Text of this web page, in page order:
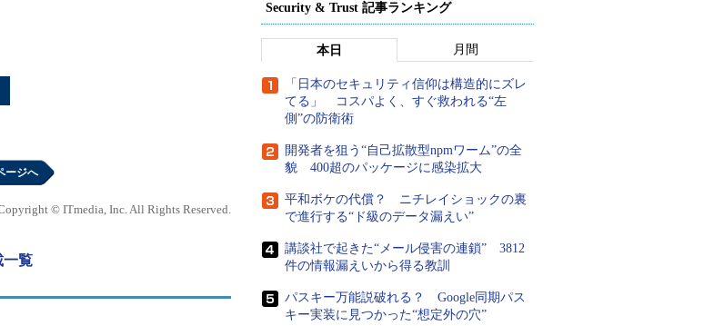
ョンそのものがセキュアに作ら
のが現実である。これらの問題
プリケーションファイアウォー
ではないので、個々の製品の詳
なWAFに関する説明を行った
ージへ
© ITmedia, Inc. All Rights Reserved.
一覧
Security & Trust 記事ランキング
本日 月間
「日本のセキュリティ信仰は構造的にズレ
てる」 コスパよく、すぐ救われる“左
側”の防衛術
開発者を狙う“自己拡散型npmワーム”の全
貌 400超のパッケージに感染拡大
平和ボケの代償？ ニチレイショックの裏
で進行する“ド級のデータ漏えい”
講談社で起きた“メール侵害の連鎖” 3812
件の情報漏えいから得る教訓
パスキー万能説破れる？ Google同期パス
キー実装に見つかった“想定外の穴”